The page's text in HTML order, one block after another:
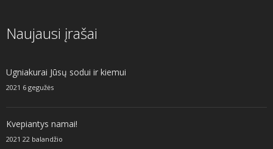
Naujausi įrašai
Ugniakurai Jūsų sodui ir kiemui
2021 6 gegužės
Kvepiantys namai!
2021 22 balandžio